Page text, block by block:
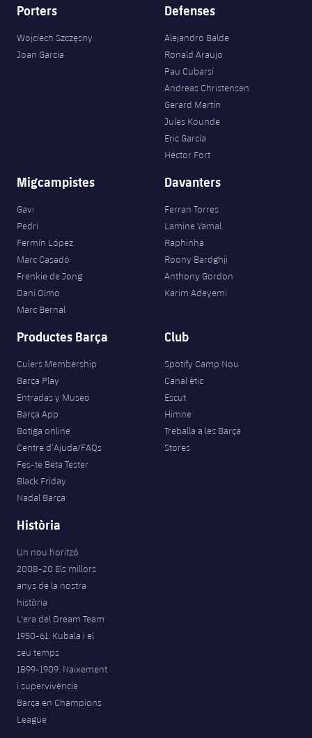
Porters
Wojciech Szczęsny
Joan Garcia
Defenses
Alejandro Balde
Ronald Araujo
Pau Cubarsí
Andreas Christensen
Gerard Martín
Jules Kounde
Eric García
Héctor Fort
Migcampistes
Gavi
Pedri
Fermín López
Marc Casadó
Frenkie de Jong
Dani Olmo
Marc Bernal
Davanters
Ferran Torres
Lamine Yamal
Raphinha
Roony Bardghji
Anthony Gordon
Karim Adeyemi
Productes Barça
Culers Membership
Barça Play
Entradas y Museo
Barça App
Botiga online
Centre d’Ajuda/FAQs
Fes-te Beta Tester
Black Friday
Nadal Barça
Club
Spotify Camp Nou
Canal ètic
Escut
Himne
Treballa a les Barça
Stores
Història
Un nou horitzó
2008-20 Els millors
anys de la nostra
història
L'era del Dream Team
1950-61. Kubala i el
seu temps
1899-1909. Naixement
i supervivència
Barça en Champions
League